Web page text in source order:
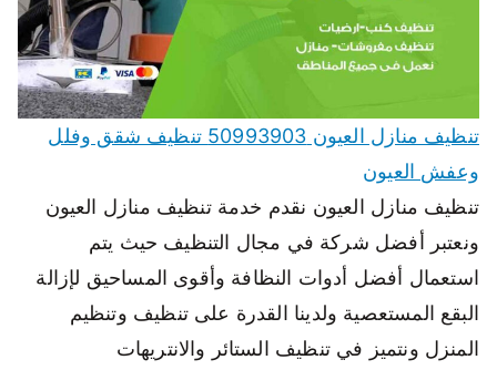
تنظيف منازل العيون 50993903 تنظيف شقق وفلل
وعفش العيون
تنظيف منازل العيون نقدم خدمة تنظيف منازل العيون
ونعتبر أفضل شركة في مجال التنظيف حيث يتم
استعمال أفضل أدوات النظافة وأقوى المساحيق لإزالة
البقع المستعصية ولدينا القدرة على تنظيف وتنظيم
المنزل ونتميز في تنظيف الستائر والانتريهات